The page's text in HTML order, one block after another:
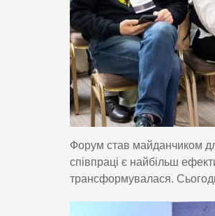
Форум став майданчиком
співпраці є найбільш
трансформувалася.